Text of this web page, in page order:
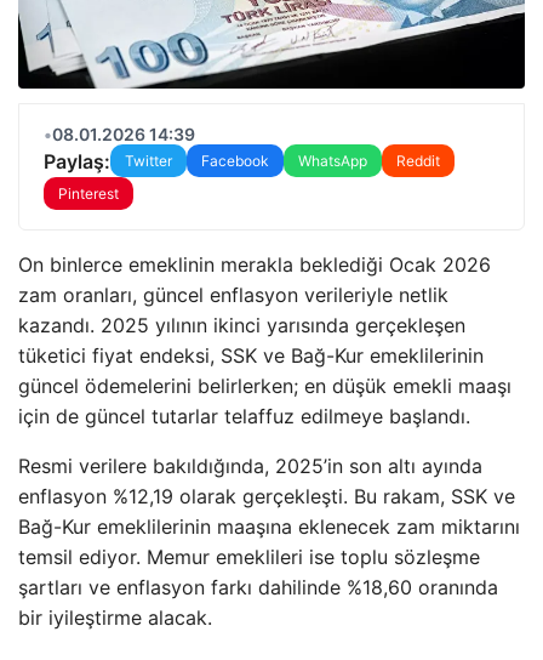
•08.01.2026 14:39
Paylaş: Twitter Facebook WhatsApp
Reddit
Pinterest
On binlerce emeklinin merakla beklediği Ocak 2026
zam oranları, güncel enflasyon verileriyle netlik
kazandı. 2025 yılının ikinci yarısında gerçekleşen
tüketici fiyat endeksi, SSK ve Bağ-Kur emeklilerinin
güncel ödemelerini belirlerken; en düşük emekli maaşı
için de güncel tutarlar telaffuz edilmeye başlandı.
Resmi verilere bakıldığında, 2025’in son altı ayında
enflasyon %12,19 olarak gerçekleşti. Bu rakam, SSK ve
Bağ-Kur emeklilerinin maaşına eklenecek zam miktarını
temsil ediyor. Memur emeklileri ise toplu sözleşme
şartları ve enflasyon farkı dahilinde %18,60 oranında
bir iyileştirme alacak.